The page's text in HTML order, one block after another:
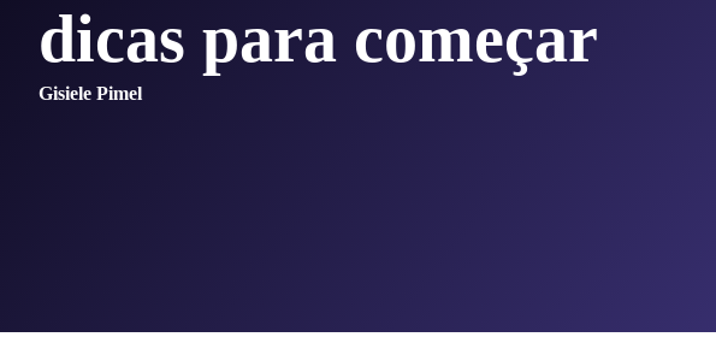
dicas para começar
Gisiele Pimel